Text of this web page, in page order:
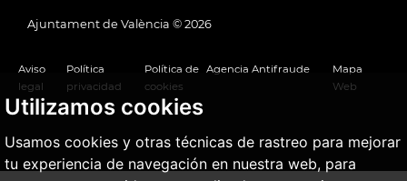
Utilizamos cookies
Usamos cookies y otras técnicas de rastreo para mejorar
tu experiencia de navegación en nuestra web, para
Ajuntament de València © 2026
Aviso
legal
Política
privacidad
Política de
cookies
Agencia Antifraude
Mapa
Web